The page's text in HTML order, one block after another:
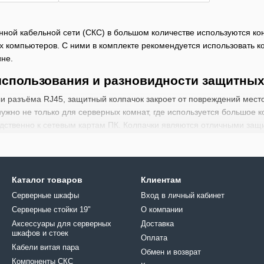
кабельной сети (СКС) в большом количестве используются
компьютеров. С ними в комплекте рекомендуется использовать
и разновидности
разъёма RJ45, защитный колпачок закроет от повреждений
не только для серверных комнат, где используется большое
к сетевым картам ПК. Колпачки являются отличными
в Украине, которые можно купить у нас, находятся на
которые мы доставим в любую точку Киева, а также в любой
поставщиков не первый год, мы полностью уверены в том, что
что колпачок для разъема RJ45 имеет небольшие размеры,
колпачки можно использовать даже в тех системах,
который улучшает работу коннектора.
Каталог товаров
Серверные шкафы
Серверные стойки 19"
Аксессуары для серверных
шкафов и стоек
Кабели витая пара
Компоненты СКС
Клиентам
Вход в личный кабинет
О компании
Доставка
Оплата
Обмен и возврат